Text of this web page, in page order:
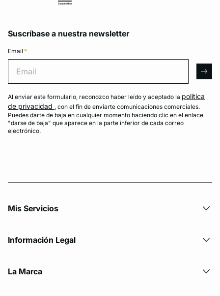
Suscríbase a nuestra newsletter
Email *
Al enviar este formulario, reconozco haber leído y aceptado la política
de privacidad , con el fin de enviarte comunicaciones comerciales.
Puedes darte de baja en cualquier momento haciendo clic en el enlace
"darse de baja" que aparece en la parte inferior de cada correo
electrónico.
Mis Servicios
Información Legal
La Marca